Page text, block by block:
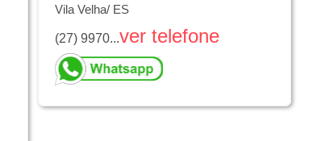
Vila Velha/ ES
(27) 9970...ver telefone